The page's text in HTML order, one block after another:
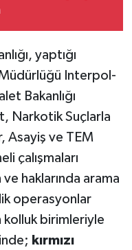
yaptığı
Interpol-
Bakanlığı
Narkotik Suçlarla
Asayiş ve TEM
çalışmaları
haklarında arama
operasyonlar
birimleriyle
kırmızı